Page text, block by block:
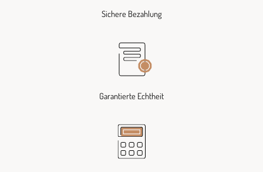
Sichere Bezahlung
Garantierte Echtheit